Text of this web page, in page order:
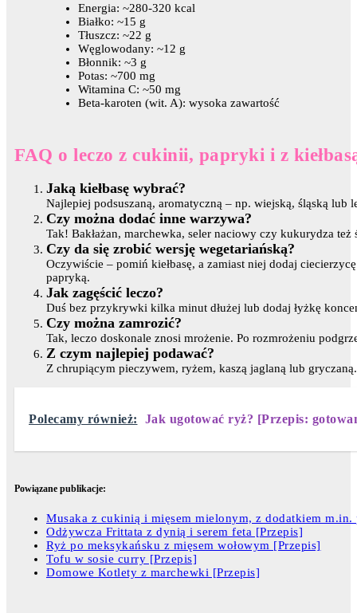
Energia: ~280-320 kcal
Białko: ~15 g
Tłuszcz: ~22 g
Węglowodany: ~12 g
Błonnik: ~3 g
Potas: ~700 mg
Witamina C: ~50 mg
Beta-karoten (wit. A): wysoka zawartość
FAQ o leczo z cukinii, papryki i z
Jaką kiełbasę wybrać?
Najlepiej podsuszaną, aromatyczną – np. wiejską, śląską lub
Czy można dodać inne warzywa?
Tak! Bakłażan, marchewka, seler naciowy czy kukurydza też
Czy da się zrobić wersję wegetariańską?
Oczywiście – pomiń kiełbasę, a zamiast niej dodaj
papryką.
Jak zagęścić leczo?
Duś bez przykrywki kilka minut dłużej lub dodaj łyżkę
Czy można zamrozić?
Tak, leczo doskonale znosi mrożenie. Po rozmrożeniu
Z czym najlepiej podawać?
Z chrupiącym pieczywem, ryżem, kaszą jaglaną lub
Polecamy również: Jak ugotować ryż? [Przepis:
Powiązane publikacje:
Musaka z cukinią i mięsem mielonym, z dodatkiem m.in.
Odżywcza Frittata z dynią i serem feta [Przepis]
Ryż po meksykańsku z mięsem wołowym [Przepis]
Tofu w sosie curry [Przepis]
Domowe Kotlety z marchewki [Przepis]